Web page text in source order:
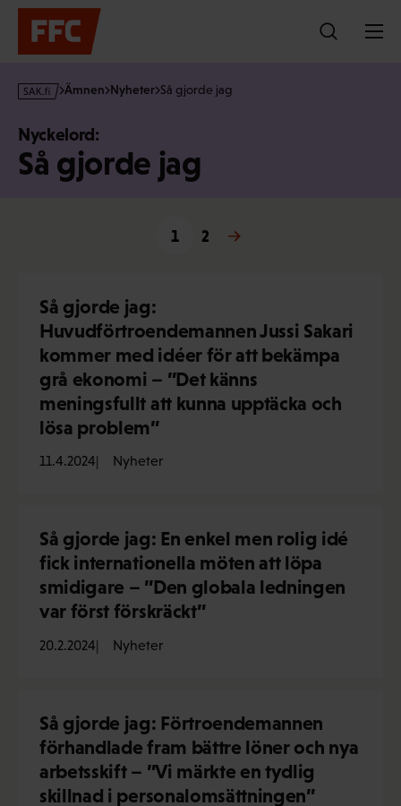
Hoppa
innehållet
s
k
·
f
Ämnen Nyheter Så gjorde jag
Nyckelord:
Så gjorde jag
1 2
Nästa →
Så gjorde jag:
Huvudförtroendemannen Jussi Sakari
kommer med idéer för att bekämpa
grå ekonomi – ”Det känns
meningsfullt att kunna upptäcka och
lösa problem”
11.4.2024 Nyheter
Så gjorde jag: En enkel men rolig idé
fick internationella möten att löpa
smidigare – ”Den globala ledningen
var först förskräckt”
20.2.2024 Nyheter
Så gjorde jag: Förtroendemannen
förhandlade fram bättre löner och nya
arbetsskift – ”Vi märkte en tydlig
skillnad i personalomsättningen”